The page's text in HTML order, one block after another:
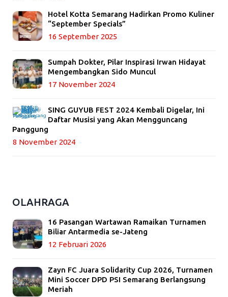
Hotel Kotta Semarang Hadirkan Promo Kuliner
“September Specials”
16 September 2025
Sumpah Dokter, Pilar Inspirasi Irwan Hidayat
Mengembangkan Sido Muncul
17 November 2024
SING GUYUB FEST 2024 Kembali Digelar, Ini
Daftar Musisi yang Akan Mengguncang
Panggung
8 November 2024
OLAHRAGA
16 Pasangan Wartawan Ramaikan Turnamen
Biliar Antarmedia se-Jateng
12 Februari 2026
Zayn FC Juara Solidarity Cup 2026, Turnamen
Mini Soccer DPD PSI Semarang Berlangsung
Meriah